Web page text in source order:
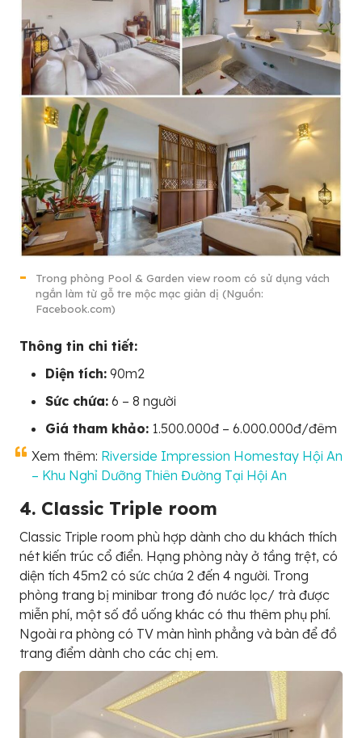
Trong phòng Pool & Garden view room có sử dụng vách
ngắn làm từ gỗ tre mộc mạc giản dị (Nguồn:
Facebook.com)
Thông tin chi tiết:
Diện tích: 90m2
Sức chứa: 6 – 8 người
Giá tham khảo: 1.500.000đ – 6.000.000đ/đêm
Xem thêm: Riverside Impression Homestay Hội An
– Khu Nghỉ Dưỡng Thiên Đường Tại Hội An
4. Classic Triple room
Classic Triple room phù hợp dành cho du khách thích
nét kiến trúc cổ điển. Hạng phòng này ở tầng trệt, có
diện tích 45m2 có sức chứa 2 đến 4 người. Trong
phòng trang bị minibar trong đó nước lọc/ trà được
miễn phí, một số đồ uống khác có thu thêm phụ phí.
Ngoài ra phòng có TV màn hình phẳng và bàn để đồ
trang điểm dành cho các chị em.